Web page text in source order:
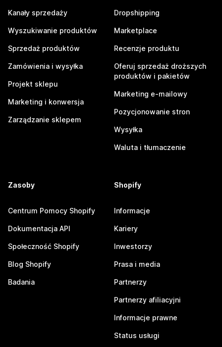
Kanały sprzedaży
Wyszukiwanie produktów
Sprzedaż produktów
Zamówienia i wysyłka
Projekt sklepu
Marketing i konwersja
Zarządzanie sklepem
Dropshipping
Marketplace
Recenzje produktu
Oferuj sprzedaż droższych
produktów i pakietów
Marketing e-mailowy
Pozycjonowanie stron
Wysyłka
Waluta i tłumaczenie
Zasoby
Centrum Pomocy Shopify
Dokumentacja API
Społeczność Shopify
Blog Shopify
Badania
Shopify
Informacje
Kariery
Inwestorzy
Prasa i media
Partnerzy
Partnerzy afiliacyjni
Informacje prawne
Status usługi